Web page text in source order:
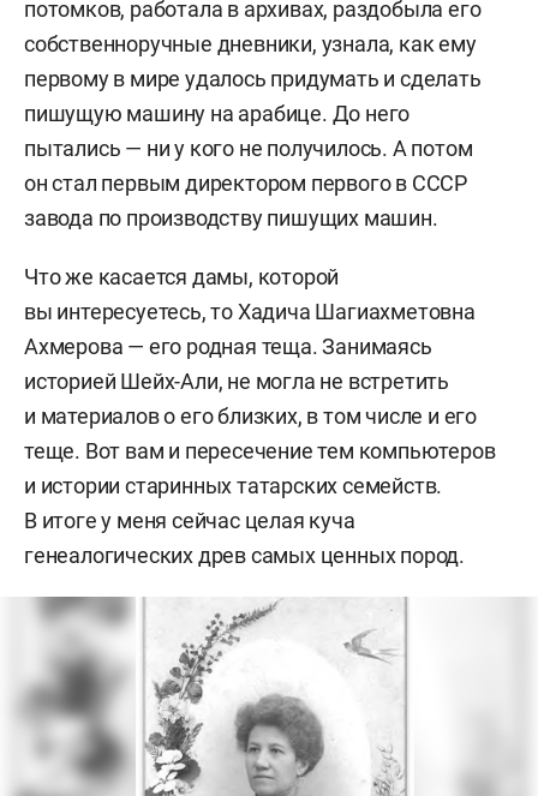
потомков, работала в архивах, раздобыла его
собственноручные дневники, узнала, как ему
первому в мире удалось придумать и сделать
пишущую машину на арабице. До него
пытались — ни у кого не получилось. А потом
он стал первым директором первого в СССР
завода по производству пишущих машин.
Что же касается дамы, которой
вы интересуетесь, то Хадича Шагиахметовна
Ахмерова — его родная теща. Занимаясь
историей Шейх-Али, не могла не встретить
и материалов о его близких, в том числе и его
теще. Вот вам и пересечение тем компьютеров
и истории старинных татарских семейств.
В итоге у меня сейчас целая куча
генеалогических древ самых ценных пород.